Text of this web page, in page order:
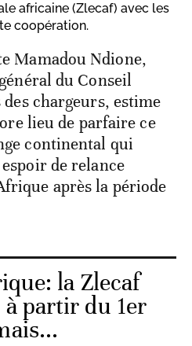
africaine (Zlecaf) avec les
coopération.
Mamadou Ndione,
du Conseil
des chargeurs, estime
lieu de parfaire ce
continental qui
de relance
après la période
la Zlecaf
partir du 1er